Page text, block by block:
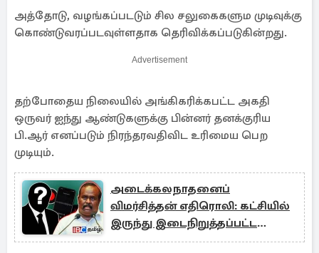
அத்தோடு, வழங்கப்படடும் சில சலுகைகளும முடிவுக்கு
கொண்டுவரப்படவுள்ளதாக தெரிவிக்கப்படுகின்றது.
Advertisement
தற்போதைய நிலையில் அங்கிகரிக்கபட்ட அகதி
ஒருவர் ஐந்து ஆண்டுகளுக்கு பின்னர் தனக்குரிய
பி.ஆர் எனப்படும் நிரந்தரவதிவிட உரிமைய பெற
முடியும்.
அடைக்கலநாதனைப்
விமர்சித்தன் எதிரொலி: கட்சியில்
இருந்து இடைநிறுத்தப்பட்ட
உறுப்பினர்